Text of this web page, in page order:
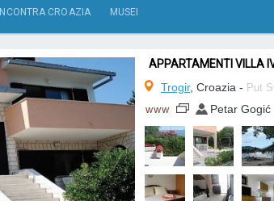
INCONTRA CROAZIA MUSEI
APPARTAMENTI VILLA
Trogir, Croazia - Put
Petar Gogić